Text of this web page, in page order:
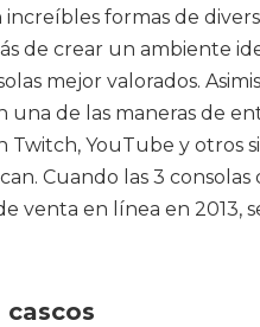
formas de
de crear un ambiente
mejor valorados.
una de las maneras de
Twitch, YouTube y
Cuando las 3
venta en línea en